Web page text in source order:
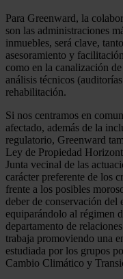
Para Greenward, la
son las administraciones
inmuebles, será clave,
asesoramiento y
como en la canalización
análisis técnicos
rehabilitación.
Si nos centramos en
afectado, además de la
regulatorio, Greenward
Ley de Propiedad
Junta vecinal de las
carácter preferente de los
frente a los posibles
deber de conservación
equiparándolo al régimen
departamento de
trabaja promoviendo una
estudiada por los grupos
Cambio Climático y